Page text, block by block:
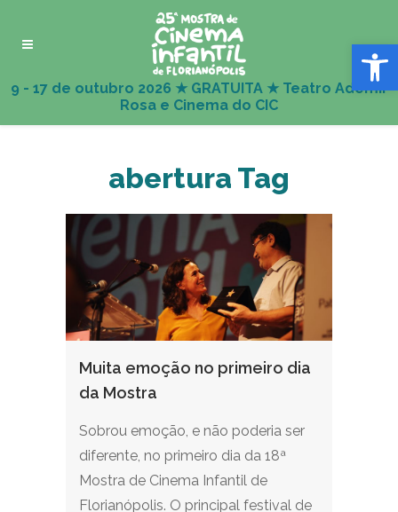
Abrir
abertura Tag
Muita emoção no primeiro dia
da Mostra
Sobrou emoção, e não poderia ser
diferente, no primeiro dia da 18ª
Mostra de Cinema Infantil de
Florianópolis. O principal festival de